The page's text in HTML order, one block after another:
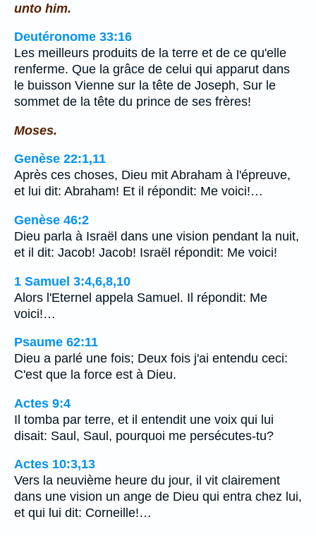
unto him.
Deutéronome 33:16
Les meilleurs produits de la terre et de ce qu'elle
renferme. Que la grâce de celui qui apparut dans
le buisson Vienne sur la tête de Joseph, Sur le
sommet de la tête du prince de ses frères!
Moses.
Genèse 22:1,11
Après ces choses, Dieu mit Abraham à l'épreuve,
et lui dit: Abraham! Et il répondit: Me voici!…
Genèse 46:2
Dieu parla à Israël dans une vision pendant la nuit,
et il dit: Jacob! Jacob! Israël répondit: Me voici!
1 Samuel 3:4,6,8,10
Alors l'Eternel appela Samuel. Il répondit: Me
voici!…
Psaume 62:11
Dieu a parlé une fois; Deux fois j'ai entendu ceci:
C'est que la force est à Dieu.
Actes 9:4
Il tomba par terre, et il entendit une voix qui lui
disait: Saul, Saul, pourquoi me persécutes-tu?
Actes 10:3,13
Vers la neuvième heure du jour, il vit clairement
dans une vision un ange de Dieu qui entra chez lui,
et qui lui dit: Corneille!…